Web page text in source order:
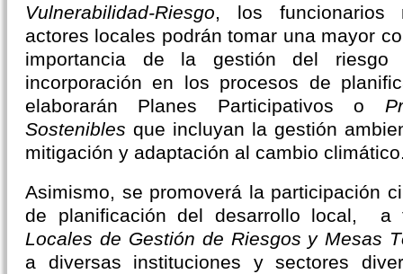
Vulnerabilidad-Riesgo, los funcionarios
actores locales podrán tomar una mayor
importancia de la gestión del
incorporación en los procesos de
elaborarán Planes Participativos
o
Sostenibles que incluyan la gestión
mitigación y adaptación al cambio
Asimismo, se promoverá la participación
de planificación del desarrollo local,
Locales de Gestión de Riesgos y Mesas
a diversas instituciones y sectores